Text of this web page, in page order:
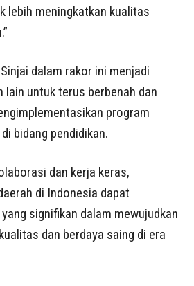
lebih meningkatkan kualitas
dalam rakor ini menjadi
lain untuk terus berbenah dan
program
bidang pendidikan.
dan kerja keras,
di Indonesia dapat
signifikan dalam mewujudkan
dan berdaya saing di era